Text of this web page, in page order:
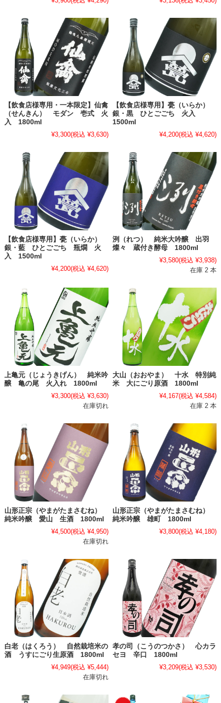
【飲食店様専用・一本限定】仙禽
（せんきん） モダン 壱式 火
入 1800ml
¥3,300(税込 ¥3,630)
【飲食店様専用】甍（いらか）
銀・黒 ひとごごち 火入
1500ml
¥4,200(税込 ¥4,620)
【飲食店様専用】甍（いらか）
銀・藍 ひとごごち 瓶燗 火
入 1500ml
¥4,200(税込 ¥4,620)
洌（れつ） 純米大吟醸 出羽
燦々 蔵付き酵母 1800ml
¥3,580(税込 ¥3,938)
在庫 2 本
上亀元（じょうきげん） 純米吟
醸 亀の尾 火入れ 1800ml
¥3,300(税込 ¥3,630)
在庫切れ
大山（おおやま） 十水 特別純
米 大にごり原酒 1800ml
¥4,167(税込 ¥4,584)
在庫 2 本
山形正宗（やまがたまさむね）
純米吟醸 愛山 生酒 1800ml
¥4,500(税込 ¥4,950)
在庫切れ
山形正宗（やまがたまさむね）
純米吟醸 雄町 1800ml
¥3,800(税込 ¥4,180)
白老（はくろう） 自然栽培米の
酒 うすにごり生原酒 1800ml
¥4,949(税込 ¥5,444)
在庫切れ
孝の司（こうのつかさ） 心カラ
セヨ 辛口 1800ml
¥3,209(税込 ¥3,530)